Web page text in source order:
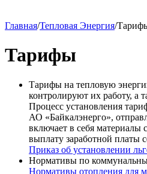
Главная/Тепловая Энергия/
Тарифы
Тарифы на тепловую
контролируют их работу, а
Процесс установления
АО «Байкалэнерго»,
включает в себя материалы
выплату заработной платы
Приказ об установлении
Нормативы по
Нормативы отопления для